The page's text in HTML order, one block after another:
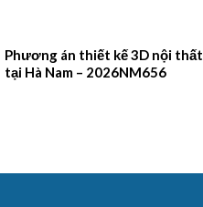
Phương án thiết kế 3D nội
tại Hà Nam – 2026NM656